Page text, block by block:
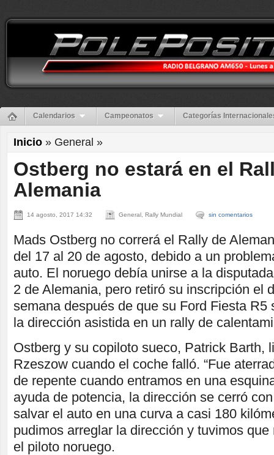
Calendarios Campeonatos Categorías
Inicio » General »
Ostberg no estará en el
Alemania
14 agosto, 2017 14:32 General, Rally Mundial sin comentarios
Mads Ostberg no correrá el Rally de
del 17 al 20 de agosto, debido a un
auto. El noruego debía unirse a la
2 de Alemania, pero retiró su inscripción el
semana después de que su Ford Fiesta R5
la dirección asistida en un rally de
Ostberg y su copiloto sueco, Patrick Barth,
Rzeszow cuando el coche falló. “Fue
de repente cuando entramos en una
ayuda de potencia, la dirección se cerró
salvar el auto en una curva a casi 180
pudimos arreglar la dirección y tuvimos que
el piloto noruego.